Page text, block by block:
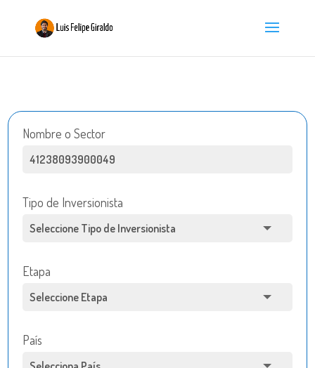
Nombre o Sector
Tipo de Inversionista
Etapa
País